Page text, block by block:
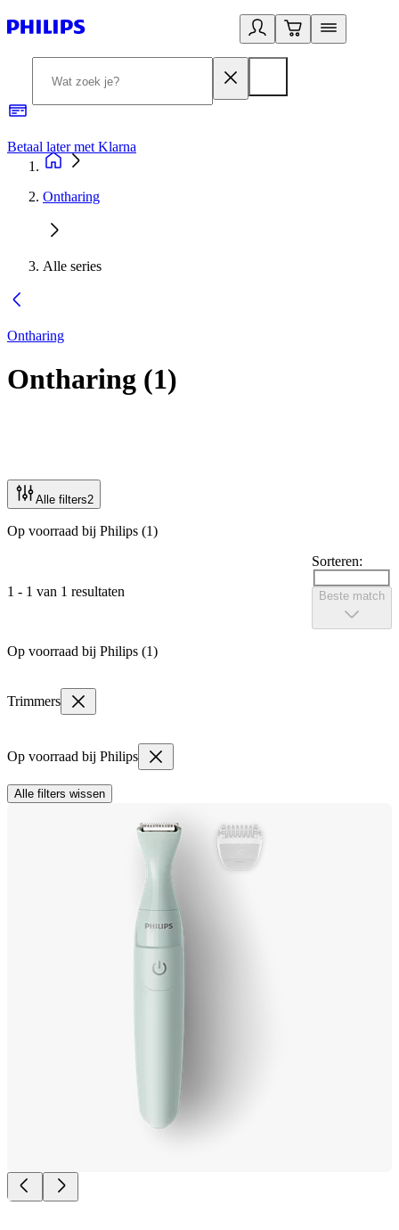
Betaal later met Klarna
Ontharing
Alle series
Ontharing
Ontharing (1)
Alle filters2
Op voorraad bij Philips (1)
1 - 1 van 1 resultaten
Sorteren:
Beste match
Op voorraad bij Philips (1)
Trimmers
Op voorraad bij Philips
Alle filters wissen